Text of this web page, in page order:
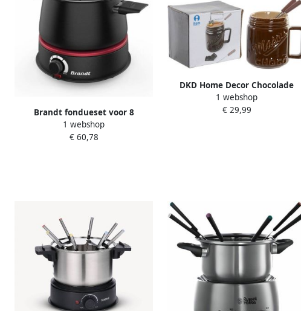
Brandt fondueset voor 8
personen 1500 W 3 L pot
1 webshop
€ 60,78
DKD Home Decor Chocolade
Fondue 8424001655052 Bruin
Roestvrij staal Porselein Staal
1 webshop
€ 29,99